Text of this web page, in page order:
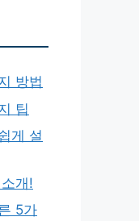
방법
팁
게 설
개!
5가